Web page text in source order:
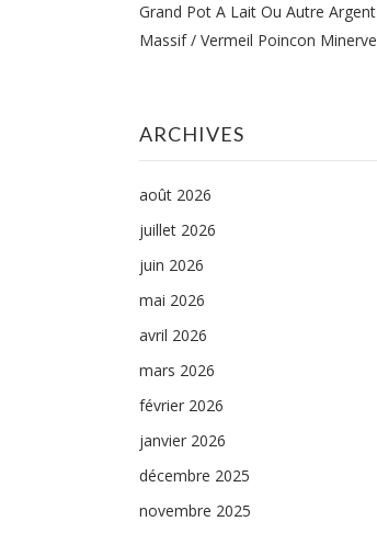
Grand Pot A Lait Ou Autre Argent
Massif / Vermeil Poincon Minerve
ARCHIVES
août 2026
juillet 2026
juin 2026
mai 2026
avril 2026
mars 2026
février 2026
janvier 2026
décembre 2025
novembre 2025